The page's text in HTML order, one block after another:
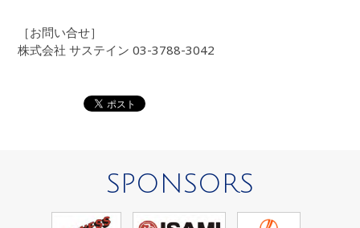
［お問い合せ］
株式会社 サステイン 03-3788-3042
SPONSORS